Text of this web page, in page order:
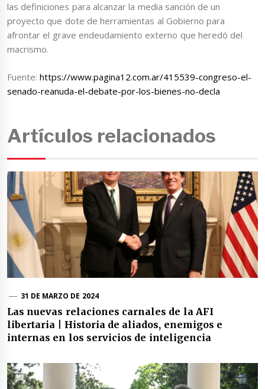
las definiciones para alcanzar la media sanción de un
proyecto que dote de herramientas al Gobierno para
afrontar el grave endeudamiento externo que heredó del
macrismo.
Fuente:https://www.pagina12.com.ar/415539-congreso-el-
senado-reanuda-el-debate-por-los-bienes-no-decla
Artículos relacionados
31 DE MARZO DE 2024
Las nuevas relaciones carnales de la AFI
libertaria | Historia de aliados, enemigos e
internas en los servicios de inteligencia